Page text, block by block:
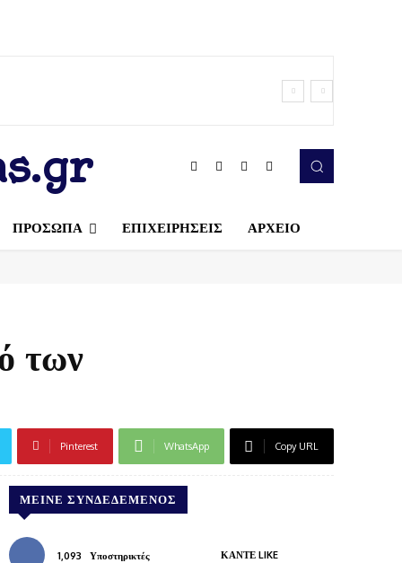
ΠΡΟΣΩΠΑ ΕΠΙΧΕΙΡΗΣΕΙΣ ΑΡΧΕΙΟ
των
Pinterest WhatsApp Copy URL
ΜΕΊΝΕ ΣΥΝΔΕΔΕΜΈΝΟΣ
1,093 Υποστηρικτές ΚΆΝΤΕ LIKE